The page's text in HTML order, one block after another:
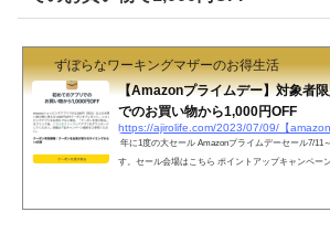
ずぼらなワーキングマザーのお得生活
【Amazonプライムデー】対象者
でのお買い物から1,000円OFF
年に1度の大セール Amazonプライムデーセール7/
す。セール会場はこちら ポイントアップキャンペー